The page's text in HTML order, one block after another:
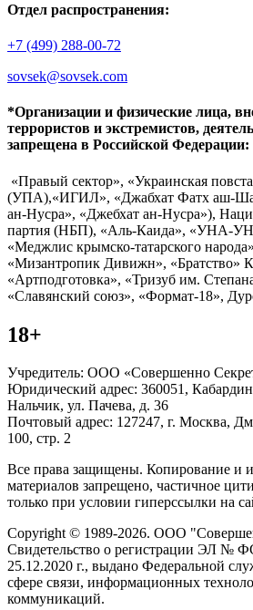
Отдел распространения:
+7 (499) 288-00-72
sovsek@sovsek.com
*Организации и физические лица,
террористов и экстремистов,
запрещена в Российской Федерации:
«Правый сектор», «Украинская
(УПА),«ИГИЛ», «Джабхат Фатх аш-
ан-Нусра», «Джебхат ан-Нусра»),
партия (НБП), «Аль-Каида», «УНА-
«Меджлис крымско-татарского
«Мизантропик Дивижн», «Братство»
«Артподготовка», «Тризуб им.
«Славянский союз», «Формат-18»,
18+
Учредитель: ООО «Совершенно
Юридический адрес: 360051,
Нальчик, ул. Пачева, д. 36
Почтовый адрес: 127247, г. Москва,
100, стр. 2
Все права защищены. Копирование и
материалов запрещено, частичное
только при условии гиперссылки на
Copyright © 1989-2026. ООО
Свидетельство о регистрации ЭЛ №
25.12.2020 г., выдано Федеральной
сфере связи, информационных
коммуникаций.